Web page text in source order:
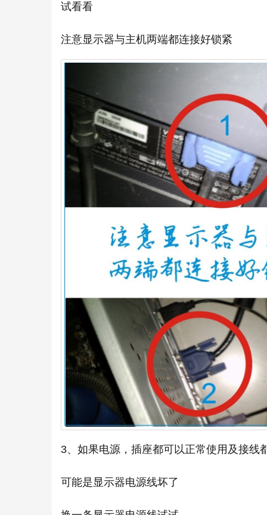
试看看
注意显示器与主机两端都连接好锁紧
3、如果电源，插座都可以正常使用及接线
可能是显示器电源线坏了